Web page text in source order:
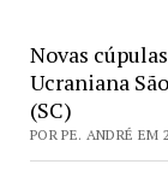
Novas
Ucraniana
(SC)
POR PE. ANDRÉ